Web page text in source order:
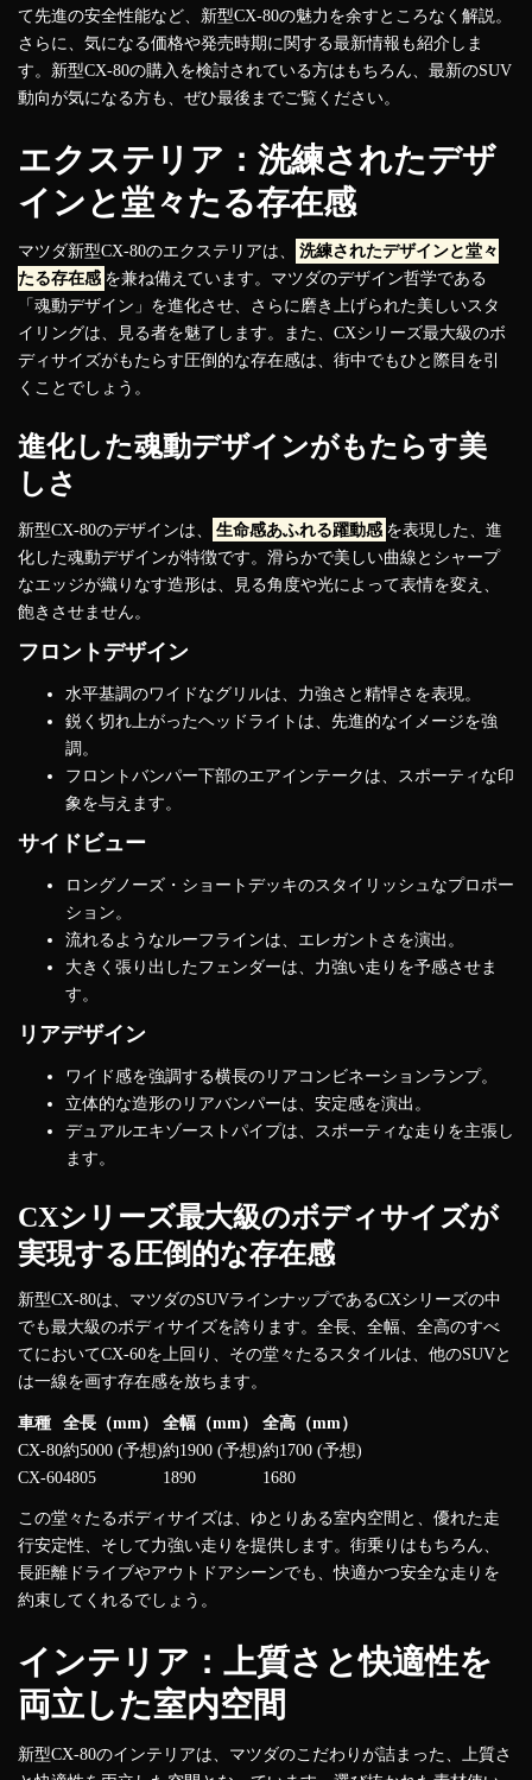
て先進の安全性能など、新型CX-80の魅力を余すところなく解説。
さらに、気になる価格や発売時期に関する最新情報も紹介しま
す。新型CX-80の購入を検討されている方はもちろん、最新のSUV
動向が気になる方も、ぜひ最後までご覧ください。
エクステリア：洗練されたデザ
インと堂々たる存在感
マツダ新型CX-80のエクステリアは、
洗練されたデザインと堂々
たる存在感 を兼ね備えています。マツダのデザイン哲学である
「魂動デザイン」を進化させ、さらに磨き上げられた美しいスタ
イリングは、見る者を魅了します。また、CXシリーズ最大級のボ
ディサイズがもたらす圧倒的な存在感は、街中でもひと際目を引
くことでしょう。
進化した魂動デザインがもたらす美
しさ
新型CX-80のデザインは、 生命感あふれる躍動感 を表現した、進
化した魂動デザインが特徴です。滑らかで美しい曲線とシャープ
なエッジが織りなす造形は、見る角度や光によって表情を変え、
飽きさせません。
フロントデザイン
水平基調のワイドなグリルは、力強さと精悍さを表現。
鋭く切れ上がったヘッドライトは、先進的なイメージを強
調。
フロントバンパー下部のエアインテークは、スポーティな印
象を与えます。
サイドビュー
ロングノーズ・ショートデッキのスタイリッシュなプロポー
ション。
流れるようなルーフラインは、エレガントさを演出。
大きく張り出したフェンダーは、力強い走りを予感させま
す。
リアデザイン
ワイド感を強調する横長のリアコンビネーションランプ。
立体的な造形のリアバンパーは、安定感を演出。
デュアルエキゾーストパイプは、スポーティな走りを主張し
ます。
CXシリーズ最大級のボディサイズが
実現する圧倒的な存在感
新型CX-80は、マツダのSUVラインナップであるCXシリーズの中
でも最大級のボディサイズを誇ります。全長、全幅、全高のすべ
てにおいてCX-60を上回り、その堂々たるスタイルは、他のSUVと
は一線を画す存在感を放ちます。
車種 全長（mm） 全幅（mm）
全高（mm）
CX-80約5000 (予想)約1900 (予想)約1700 (予想)
CX-604805 1890 1680
この堂々たるボディサイズは、ゆとりある室内空間と、優れた走
行安定性、そして力強い走りを提供します。街乗りはもちろん、
長距離ドライブやアウトドアシーンでも、快適かつ安全な走りを
約束してくれるでしょう。
インテリア：上質さと快適性を
両立した室内空間
新型CX-80のインテリアは、マツダのこだわりが詰まった、上質さ